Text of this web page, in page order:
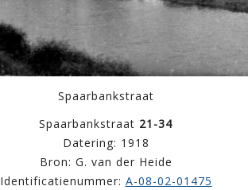
Spaarbankstraat
Spaarbankstraat 21-34
Datering: 1918
Bron: G. van der Heide
Identificatienummer: A-08-02-01475